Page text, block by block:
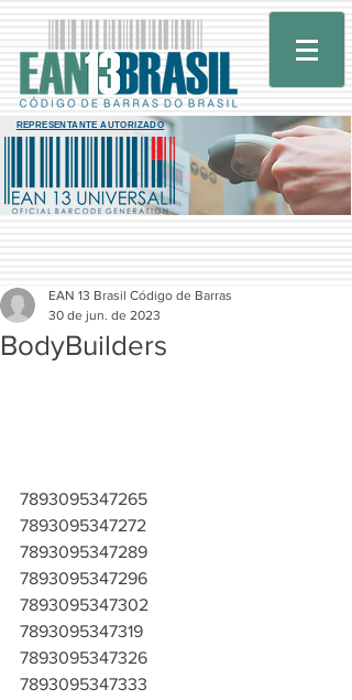
REPRESENTANTE AUTORIZADO
BodyBuilders
EAN 13 Brasil Código de Barras
30 de jun. de 2023
7893095347265
7893095347272
7893095347289
7893095347296
7893095347302
7893095347319
7893095347326
7893095347333